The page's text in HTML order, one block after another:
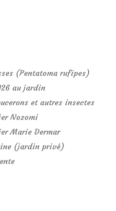
(Pentatoma rufipes)
au jardin
et autres insectes
Nozomi
Marie Dermar
(jardin privé)